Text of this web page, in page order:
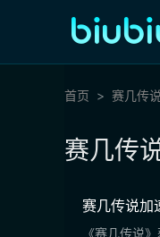
首页 赛几传说
赛几传
赛几传说加
《赛几传说